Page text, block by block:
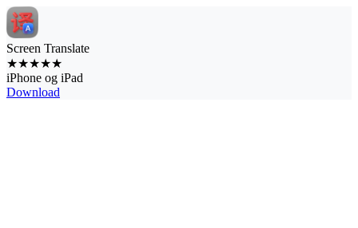
Screen Translate
★★★★★
iPhone og iPad
Download